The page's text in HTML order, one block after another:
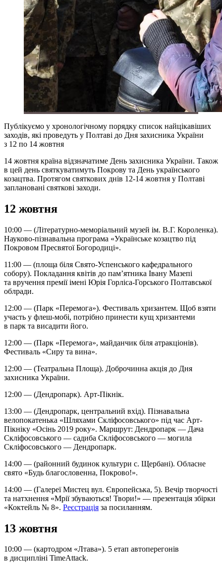
Публікуємо у хронологічному порядку список найцікавіших
заходів, які проведуть у Полтаві до Дня захисника України
з 12 по 14 жовтня
14 жовтня країна відзначатиме День захисника України. Також
в цей день святкуватимуть Покрову та День українського
козацтва. Протягом святкових днів 12-14 жовтня у Полтаві
заплановані святкові заходи.
12 жовтня
10:00 — (Літературно-меморіальний музей ім. В.Г. Короленка).
Науково-пізнавальна програма «Українське козацтво під
Покровом Пресвятої Богородиці».
11:00 — (площа біля Свято-Успенського кафедрального
собору). Покладання квітів до пам’ятника Івану Мазепі
та вручення премії імені Юрія Горліса-Горського Полтавської
облради.
12:00 — (Парк «Перемога»). Фестиваль хризантем. Щоб взяти
участь у флеш-мобі, потрібно принести кущ хризантеми
в парк та висадити його.
12:00 — (Парк «Перемога», майданчик біля атракціонів).
Фестиваль «Сиру та вина».
12:00 — (Театральна Площа). Доброчинна акція до Дня
захисника України.
12:00 — (Дендропарк). Арт-Пікнік.
13:00 — (Дендропарк, центральний вхід). Пізнавальна
велопокатенька «Шляхами Скліфосовського» під час Арт-
Пікніку «Осінь 2019 року». Маршрут: Дендропарк — Дача
Скліфосовського — садиба Скліфосовського — могила
Скліфосовського — Дендропарк.
14:00 — (районний будинок культури с. Щербані). Обласне
свято «Будь благословенна, Покрово!».
14:00 — (Галереї Мистец вул. Європейська, 5). Вечір творчості
та натхнення «Мрії збуваються! Твори!» — презентація збірки
«Коктейль № 8». Реєстрація за посиланням.
13 жовтня
10:00 — (картодром «Лтава»). 5 етап автоперегонів
в дисципліні TimeAttack.